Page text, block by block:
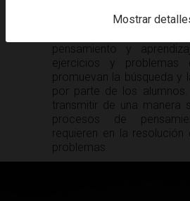
La solución de
pensamiento y
ejercicios y problemas
promuevan la búsqueda y
por parte de los
transmitir de una manera
procesos de
requieren en la resolución
problemas.
Mostrar